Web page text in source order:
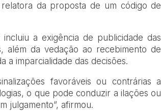
da proposta de um código de
a exigência de publicidade das
além da vedação ao recebimento de
a imparcialidade das decisões.
favoráveis ou contrárias a
o que pode conduzir a ilações ou
julgamento”, afirmou.